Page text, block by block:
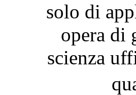
solo di
opera di
scienza